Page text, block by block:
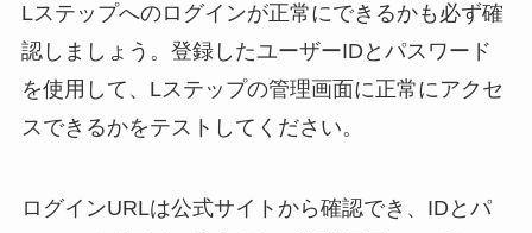
Lステップへのログインが正常にできるかも必ず確
認しましょう。登録したユーザーIDとパスワード
を使用して、Lステップの管理画面に正常にアクセ
スできるかをテストしてください。
ログインURLは公式サイトから確認でき、IDとパ